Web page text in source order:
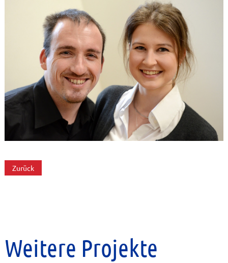
Zurück
Weitere Projekte